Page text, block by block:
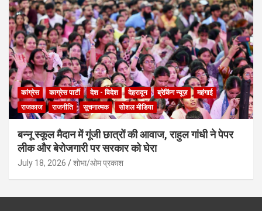
कांग्रेस काग्रेस पार्टी देश - विदेश देहरादून ब्रेकिंग न्यूज़
महंगाई
राजकाज
राजनीति सूचनात्मक सोशल मीडिया
बन्नू स्कूल मैदान में गूंजी छात्रों की आवाज, राहुल गांधी ने पेपर
लीक और बेरोजगारी पर सरकार को घेरा
July 18, 2026 शोभा/ओम प्रकाश